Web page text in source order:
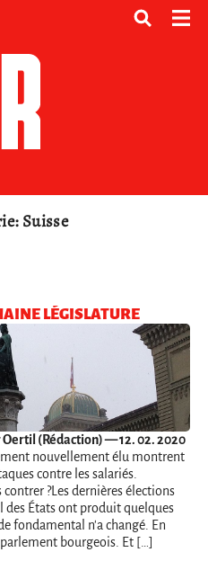
Suisse
LÉGISLATURE
(Rédaction) — 12. 02. 2020
nouvellement élu montrent
contre les salariés.
?Les dernières élections
des États ont produit quelques
fondamental n'a changé. En
bourgeois. Et […]